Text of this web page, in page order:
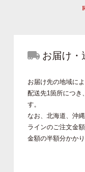
お届け・
お届け先の地域に
配送先1箇所につき
す。
なお、北海道、沖
ラインのご注文金
金額の半額分かかり